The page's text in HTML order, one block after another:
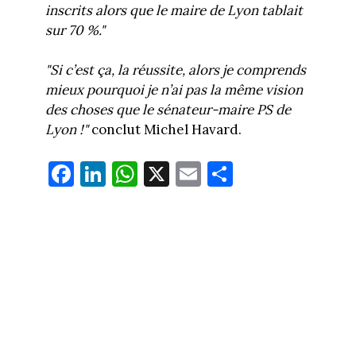
inscrits alors que le maire de Lyon tablait
sur 70 %."
"Si c’est ça, la réussite, alors je comprends
mieux pourquoi je n’ai pas la même vision
des choses que le sénateur-maire PS de
Lyon !"conclut Michel Havard.
Fa
ce
Li
nk
W
ha
X E
m
Pa
rt